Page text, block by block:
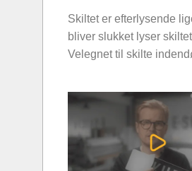
Skiltet er efterlysende
bliver slukket lyser
Velegnet til skilte